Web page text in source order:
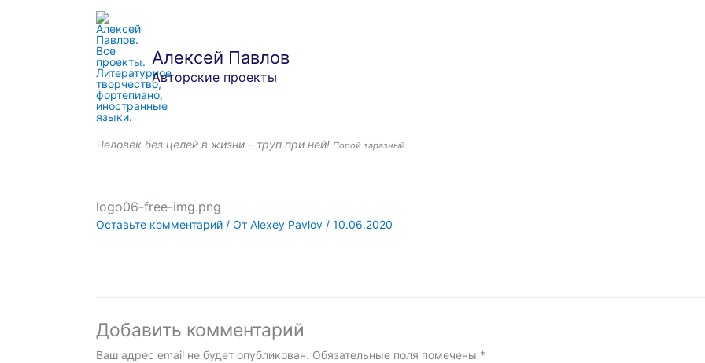
Алексей Павлов
Авторские проекты
Человек без целей в жизни – труп при ней! Порой заразный.
logo06-free-img.png
Оставьте комментарий / От Alexey Pavlov / 10.06.2020
Добавить комментарий
Ваш адрес email не будет опубликован. Обязательные поля помечены *